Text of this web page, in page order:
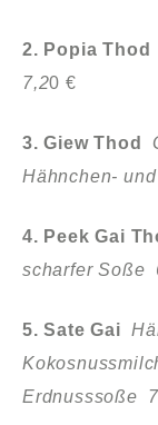
2. Popia Thod
7,20 €
3. Giew Thod
Hähnchen-
4. Peek Gai
scharfer Soße
5. Sate Gai
Erdnusssoße